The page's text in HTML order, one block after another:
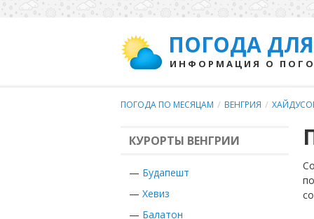
ПОГОДА
ИНФОРМАЦИЯ О
ПОГОДА ПО МЕСЯЦАМ / ВЕНГРИЯ /
КУРОРТЫ ВЕНГРИИ
— Будапешт
— Хевиз
— Балатон